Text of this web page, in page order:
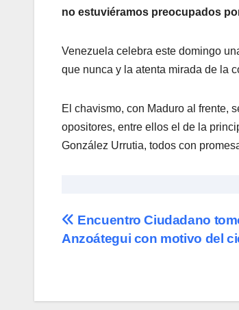
no estuviéramos preocupados
Venezuela celebra este domingo
que nunca y la atenta mirada de la
El chavismo, con Maduro al frente,
opositores, entre ellos el de la
González Urrutia, todos con
Navegación
Encuentro Ciudadano
Anzoátegui con motivo del